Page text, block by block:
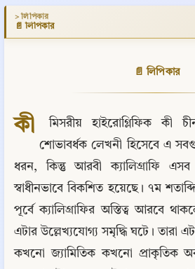
> লিপিকার
📄 লিপিকার
📄 লিপিকার
কী
মিসরীয় হাইরোগ্লিফিক কী
শোভাবর্ধক লেখনী হিসেবে এ
ধরন, কিন্তু আরবী ক্যালিগ্রাফি
স্বাধীনভাবে বিকশিত হয়েছে। ৭ম
পূর্বে ক্যালিগ্রাফির অস্তিত্ব আরবে
এটার উল্লেখ্যযোগ্য সমৃদ্ধি ঘটে। তারা
কখনো জ্যামিতিক কখনো প্রাকৃতিক